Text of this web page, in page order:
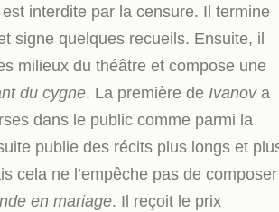
est interdite par la censure. Il termine
signe quelques recueils. Ensuite, il
milieux du théâtre et compose une
du cygne. La première de Ivanova
dans le public comme parmi la
publie des récits plus longs et
cela ne l’empêche pas de composer
en mariage. Il reçoit le prix